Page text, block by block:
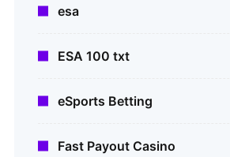
esa
ESA 100 txt
eSports Betting
Fast Payout Casino